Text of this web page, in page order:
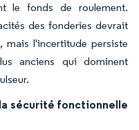
le fonds de roulement.
des fonderies devrait
mais l'incertitude persiste
anciens qui dominent
sécurité fonctionnelle